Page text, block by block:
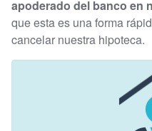
apoderado del banco en
que esta es una forma
cancelar nuestra hipoteca.